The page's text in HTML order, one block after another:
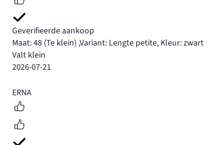
Geverifieerde aankoop
Maat: 48 (Te klein) ,Variant: Lengte petite, Kleur: zwart
Valt klein
2026-07-21
5
ERNA